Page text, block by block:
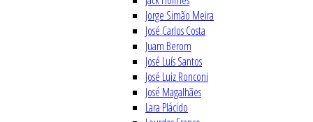
Jorge Simão Meira
José Carlos Costa
Juam Berom
José Luís Santos
José Luiz Ronconi
José Magalhães
Lara Plácido